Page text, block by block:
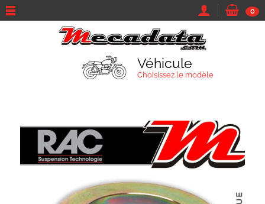
0
Véhicule
Choisissez le modèle
TROUVEZ VOTRE VÉHICULE
Marque et modèle